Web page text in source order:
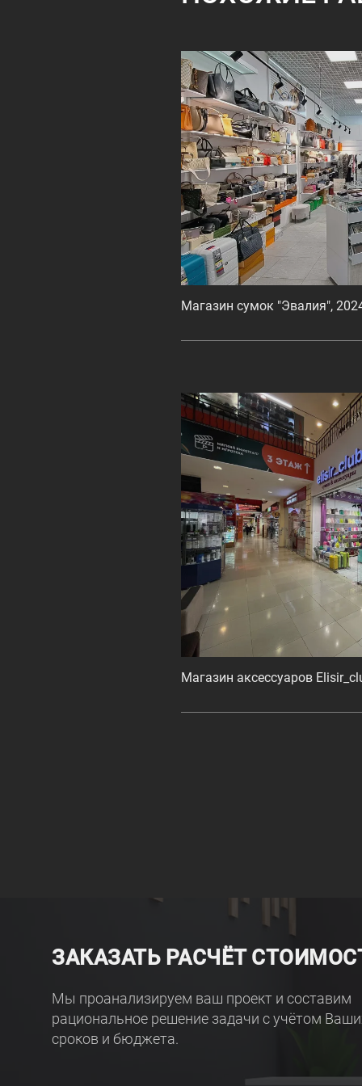
Магазин сумок "Эвалия",
Магазин аксессуаров
ЗАКАЗАТЬ РАСЧЁТ
Мы проанализируем ваш проект и составим
рациональное решение задачи с учётом
сроков и бюджета.